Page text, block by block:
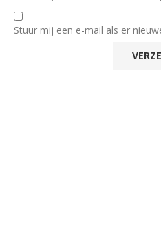
Stuur mij een e-mail als er